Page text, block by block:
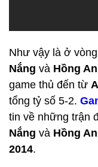
Như vậy là ở
Nắng và Hồng
game thủ đến từ
tổng tỷ số 5-2.
tin về những trận
Nắng và Hồng
2014.